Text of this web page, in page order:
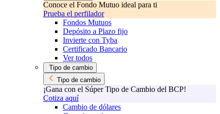
Conoce el Fondo Mutuo ideal para ti
Prueba el perfilador
Fondos Mutuos
Depósito a Plazo fijo
Invierte con Tyba
Certificado Bancario
Ver todos
Tipo de cambio
Tipo de cambio
¡Gana con el Súper Tipo de Cambio del BCP!
Cotiza aquí
Cambio de dólares